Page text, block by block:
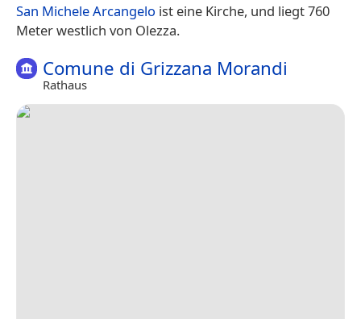
San Michele Arcangelo ist eine Kirche, und liegt 760
Meter westlich von Olezza.
Comune di Grizzana Morandi
Rathaus